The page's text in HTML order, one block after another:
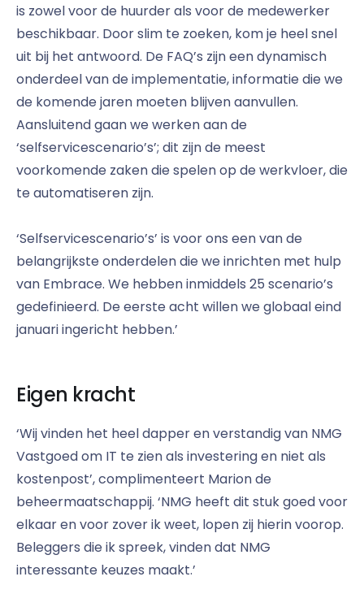
is zowel voor de huurder als voor de medewerker
beschikbaar. Door slim te zoeken, kom je heel snel
uit bij het antwoord. De FAQ’s zijn een dynamisch
onderdeel van de implementatie, informatie die we
de komende jaren moeten blijven aanvullen.
Aansluitend gaan we werken aan de
‘selfservicescenario’s’; dit zijn de meest
voorkomende zaken die spelen op de werkvloer, die
te automatiseren zijn.
‘Selfservicescenario’s’ is voor ons een van de
belangrijkste onderdelen die we inrichten met hulp
van Embrace. We hebben inmiddels 25 scenario’s
gedefinieerd. De eerste acht willen we globaal eind
januari ingericht hebben.’
Eigen kracht
‘Wij vinden het heel dapper en verstandig van NMG
Vastgoed om IT te zien als investering en niet als
kostenpost’, complimenteert Marion de
beheermaatschappij. ‘NMG heeft dit stuk goed voor
elkaar en voor zover ik weet, lopen zij hierin voorop.
Beleggers die ik spreek, vinden dat NMG
interessante keuzes maakt.’